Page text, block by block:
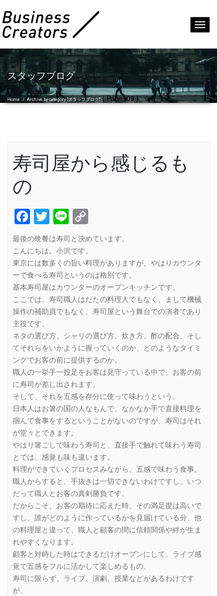
スタッフブログ
Home /Archive by category "スタッフブログ"( Page109 )
寿司屋から感じるも
の
Facebook
Twitter
Line
Link
最後の晩餐は寿司と決めています。
こんにちは。小沢です。
東京には数多くの旨い料理がありますが、やはりカウンタ
ーで食べる寿司というのは格別です。
基本寿司屋はカウンターのオープンキッチンです。
ここでは、寿司職人はだたの料理人でもなく、まして機械
操作の補助員でもなく、寿司屋という舞台での演者であり
主役です。
ネタの選び方、シャリの選び方、炊き方、酢の配合、そし
てそれらをいかように握っていくのか、どのようなタイミ
ングでお客の前に提供するのか。
職人の一挙手一投足をお客は見守っている中で、お客の前
に寿司が差し出されます。
そして、それを五感を存分に使って味わうという。
日本人はお箸の国の人なもんで、なかなか手で直接料理を
掴んで食事をするということがないのですが、寿司はそれ
が堂々とできます。
やはり箸ごしで味わう寿司と、直接手で触れて味わう寿司
とでは、感覚も味も違います。
料理ができていくプロセスみながら、五感で味わう食事。
職人からすると、手抜きは一切できないわけですし、いつ
だって職人とお客の真剣勝負です。
だからこそ、お客の期待に応えた時、その満足度は高いで
すし、誰がどのように作っているかを見届けている分、他
の料理屋と違って、職人と顧客の間に信頼関係や絆が生ま
れやすくなります。
顧客と対峙した時はできるだけオープンにして、ライブ感
覚で五感をフルに活かして楽しめるもの。
寿司に限らず、ライブ、演劇、授業などがあるわけです
が、